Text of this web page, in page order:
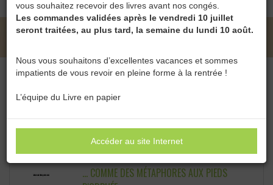
vous souhaitez recevoir des livres avant nos congés.
Les commandes validées après le vendredi 10 juillet
seront traitées, au plus tard, la semaine du lundi 10 août.
Nous vous souhaitons d’excellentes vacances et sommes
impatients de vous revoir en pleine forme à la rentrée !
L’équipe du Livre en papier
Accéder au site Internet
LE LIVRE EN PAPIER • CATALOGUE
Toutes les catégories
TOUTES LES CATÉGORIES :
... COMME DES MÉTAPHORES AUX PIEDS